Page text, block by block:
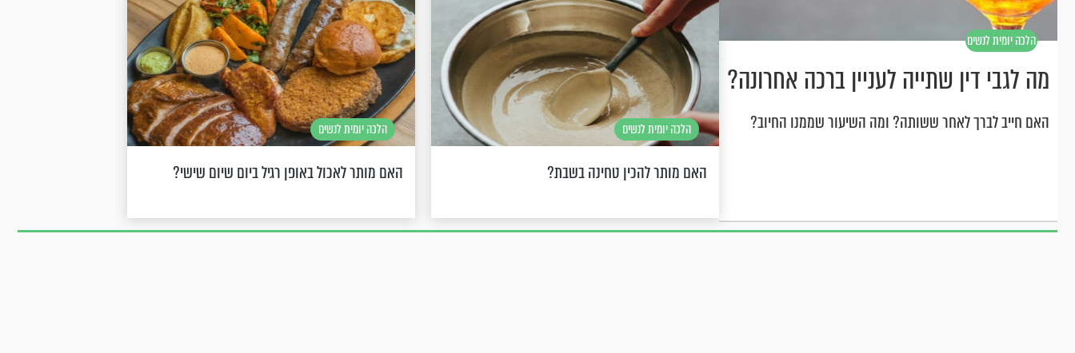
הלכה יומית לנשים
מה לגבי דין שתייה לעניין ברכה אחרונה?
האם חייב לברך לאחר ששותה? ומה השיעור שממנו החיוב? הלכה יומית לנשים
האם מותר להכין טחינה בשבת?
הלכה יומית לנשים
האם מותר לאכול באופן רגיל ביום שיום שישי?